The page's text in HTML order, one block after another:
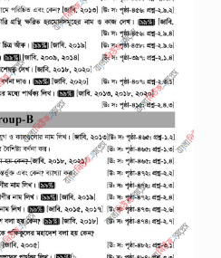
হি
জে
শ
2
6